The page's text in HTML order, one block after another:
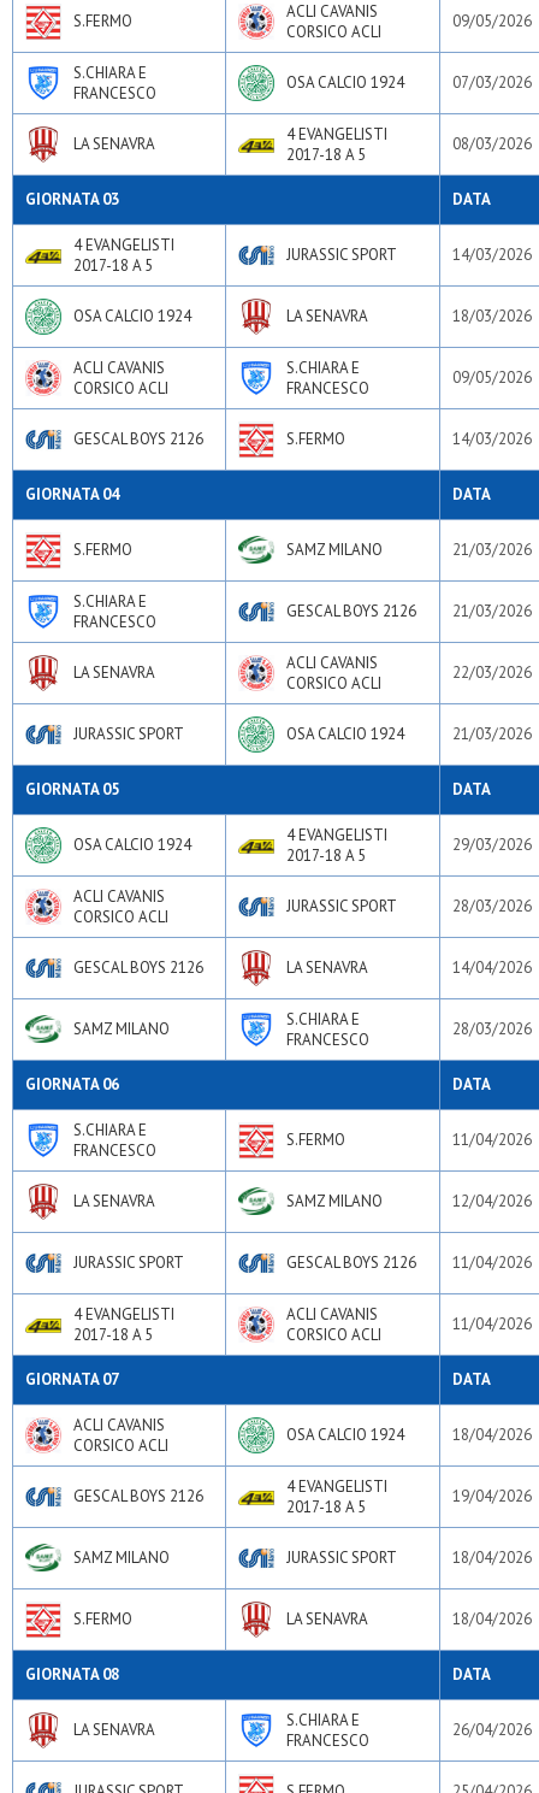
S.FERMO
ACLI CAVANIS
CORSICO ACLI
09/05/2026
S.CHIARA E
FRANCESCO
OSA CALCIO 1924 07/03/2026
LA SENAVRA
4 EVANGELISTI
2017-18 A 5
08/03/2026
GIORNATA 03 DATA
4 EVANGELISTI
2017-18 A 5
JURASSIC SPORT 14/03/2026
OSA CALCIO 1924 LA SENAVRA 18/03/2026
ACLI CAVANIS
CORSICO ACLI
S.CHIARA E
FRANCESCO
09/05/2026
GESCAL BOYS 2126 S.FERMO 14/03/2026
GIORNATA 04 DATA
S.FERMO SAMZ MILANO 21/03/2026
S.CHIARA E
FRANCESCO
GESCAL BOYS 2126 21/03/2026
LA SENAVRA
ACLI CAVANIS
CORSICO ACLI
22/03/2026
JURASSIC SPORT OSA CALCIO 1924 21/03/2026
GIORNATA 05 DATA
OSA CALCIO 1924
4 EVANGELISTI
2017-18 A 5
29/03/2026
ACLI CAVANIS
CORSICO ACLI
JURASSIC SPORT 28/03/2026
GESCAL BOYS 2126 LA SENAVRA 14/04/2026
SAMZ MILANO
S.CHIARA E
FRANCESCO
28/03/2026
GIORNATA 06 DATA
S.CHIARA E
FRANCESCO
S.FERMO 11/04/2026
LA SENAVRA SAMZ MILANO 12/04/2026
JURASSIC SPORT GESCAL BOYS 2126 11/04/2026
4 EVANGELISTI
2017-18 A 5
ACLI CAVANIS
CORSICO ACLI
11/04/2026
GIORNATA 07 DATA
ACLI CAVANIS
CORSICO ACLI
OSA CALCIO 1924 18/04/2026
GESCAL BOYS 2126
4 EVANGELISTI
2017-18 A 5
19/04/2026
SAMZ MILANO JURASSIC SPORT 18/04/2026
S.FERMO LA SENAVRA 18/04/2026
GIORNATA 08 DATA
LA SENAVRA
S.CHIARA E
FRANCESCO
26/04/2026